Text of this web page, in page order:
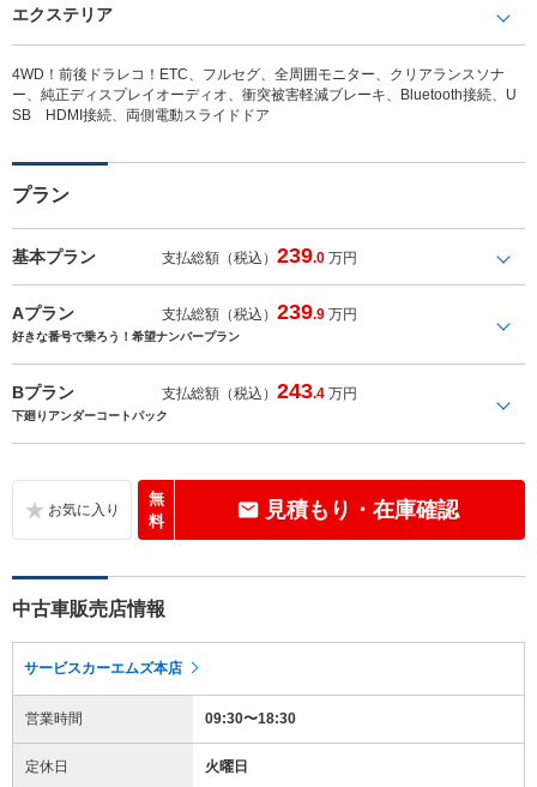
エクステリア
4WD！前後ドラレコ！ETC、フルセグ、全周囲モニター、クリアランスソナ
ー、純正ディスプレイオーディオ、衝突被害軽減ブレーキ、Bluetooth接続、U
SB HDMI接続、両側電動スライドドア
プラン
基本プラン 支払総額（税込）239.0 万円
Aプラン 支払総額（税込）239.9 万円
好きな番号で乗ろう！希望ナンバープラン
Bプラン 支払総額（税込）243.4 万円
下廻りアンダーコートパック
無
料
見積もり・在庫確認
中古車販売店情報
サービスカーエムズ本店
営業時間 09:30〜18:30
定休日 火曜日